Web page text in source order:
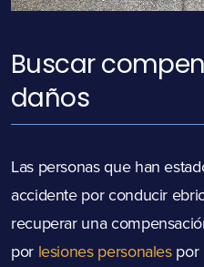
Buscar
daños
Las personas que han
accidente por conducir
recuperar una
por lesiones personalespor